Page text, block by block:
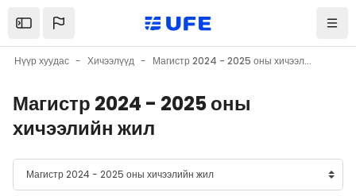
Нүүр хуудас Хичээлүүд Магистр 2024 - 2025 оны хичээлийн жил
Магистр 2024 - 2025 оны
хичээлийн жил
Курсын ангилал